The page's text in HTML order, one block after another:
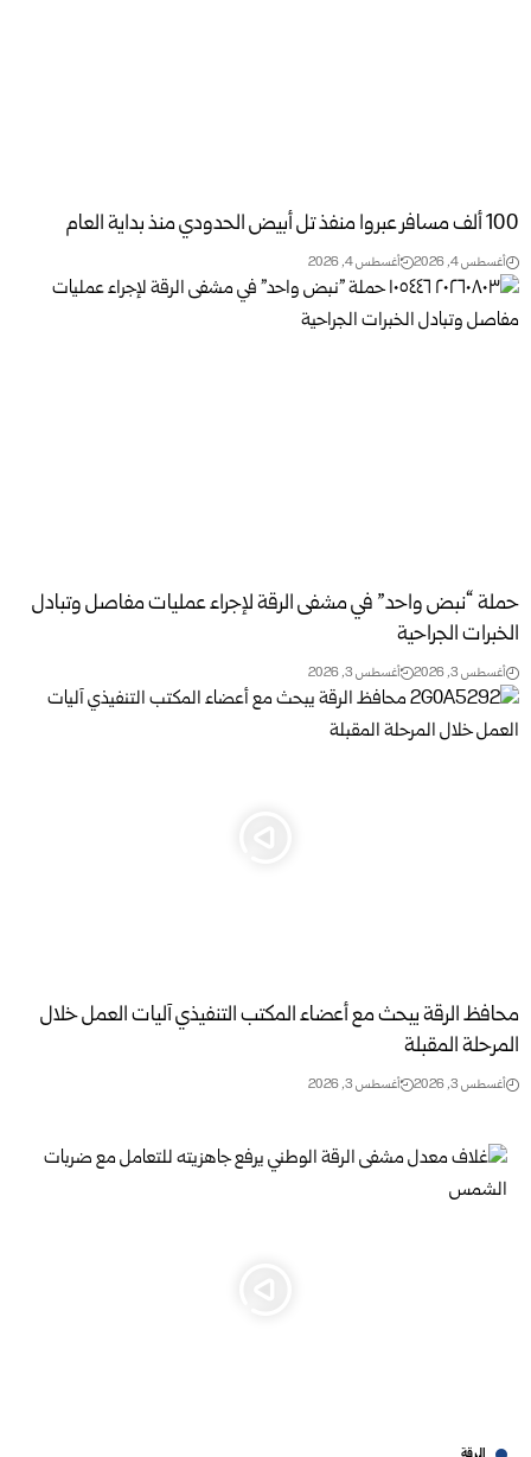
أغسطس 4, 2026 أغسطس 4, 2026
حملة “نبض واحد” في مشفى الرقة لإجراء عمليات مفاصل وتبادل
الخبرات الجراحية
أغسطس 3, 2026 أغسطس 3, 2026
محافظ الرقة يبحث مع أعضاء المكتب التنفيذي آليات العمل خلال
المرحلة المقبلة
أغسطس 3, 2026 أغسطس 3, 2026